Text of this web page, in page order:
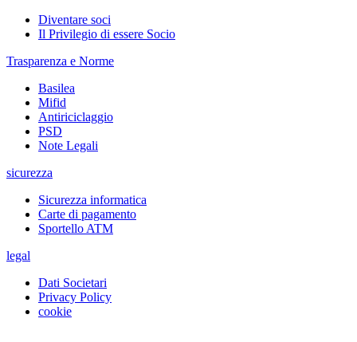
Diventare soci
Il Privilegio di essere Socio
Trasparenza e Norme
Basilea
Mifid
Antiriciclaggio
PSD
Note Legali
sicurezza
Sicurezza informatica
Carte di pagamento
Sportello ATM
legal
Dati Societari
Privacy Policy
cookie